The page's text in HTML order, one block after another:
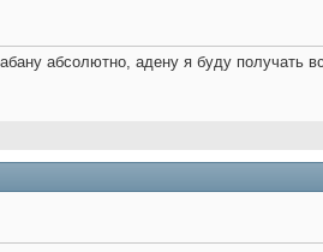
абсолютно, адену я буду получать